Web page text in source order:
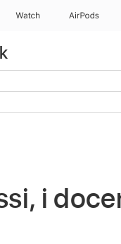
Watch AirPods
i